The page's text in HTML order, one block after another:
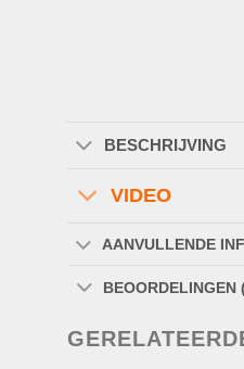
BESCHRIJVING
VIDEO
AANVULLENDE
BEOORDELINGEN